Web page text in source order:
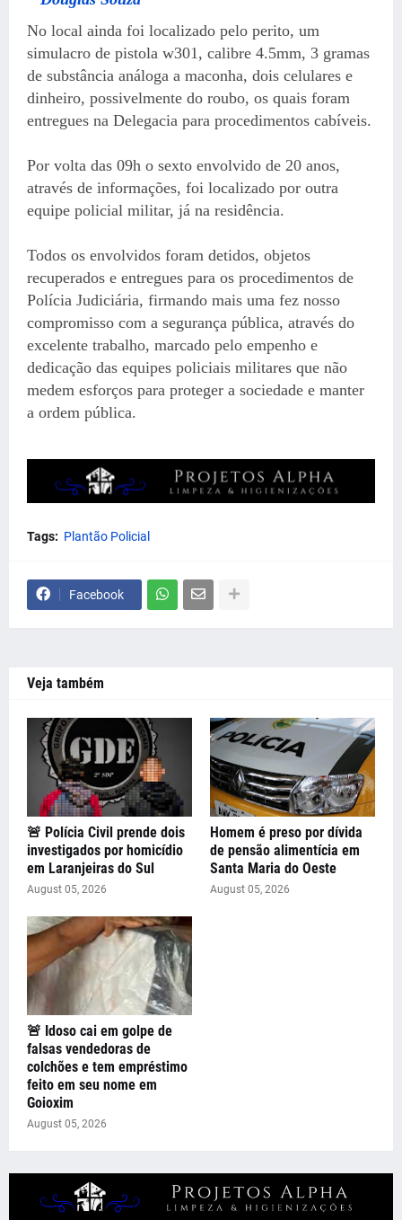
No local ainda foi localizado pelo perito, um
simulacro de pistola w301, calibre 4.5mm, 3 gramas
de substância análoga a maconha, dois celulares e
dinheiro, possivelmente do roubo, os quais foram
entregues na Delegacia para procedimentos cabíveis.
Por volta das 09h o sexto envolvido de 20 anos,
através de informações, foi localizado por outra
equipe policial militar, já na residência.
Todos os envolvidos foram detidos, objetos
recuperados e entregues para os procedimentos de
Polícia Judiciária, firmando mais uma fez nosso
compromisso com a segurança pública, através do
excelente trabalho, marcado pelo empenho e
dedicação das equipes policiais militares que não
medem esforços para proteger a sociedade e manter
a ordem pública.
Tags: Plantão Policial
Facebook
Veja também
🚨 Polícia Civil prende dois
investigados por homicídio
em Laranjeiras do Sul
August 05, 2026
Homem é preso por dívida
de pensão alimentícia em
Santa Maria do Oeste
August 05, 2026
🚨 Idoso cai em golpe de
falsas vendedoras de
colchões e tem empréstimo
feito em seu nome em
Goioxim
August 05, 2026